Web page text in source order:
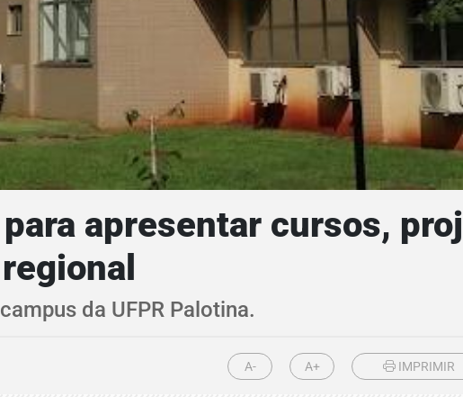
apresentar cursos,
da UFPR Palotina.
A- A+ IMPRIMIR